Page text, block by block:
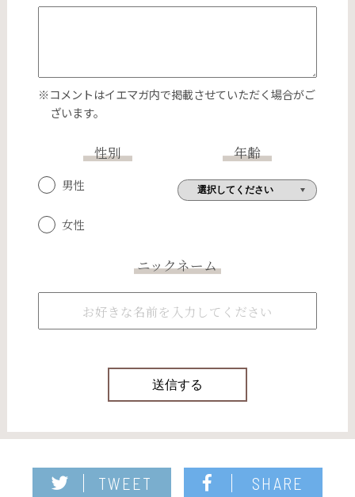
※コメントはイエマガ内で掲載させていただく場合がご
ざいます。
性別
男性
女性
年齢
ニックネーム
TWEET SHARE